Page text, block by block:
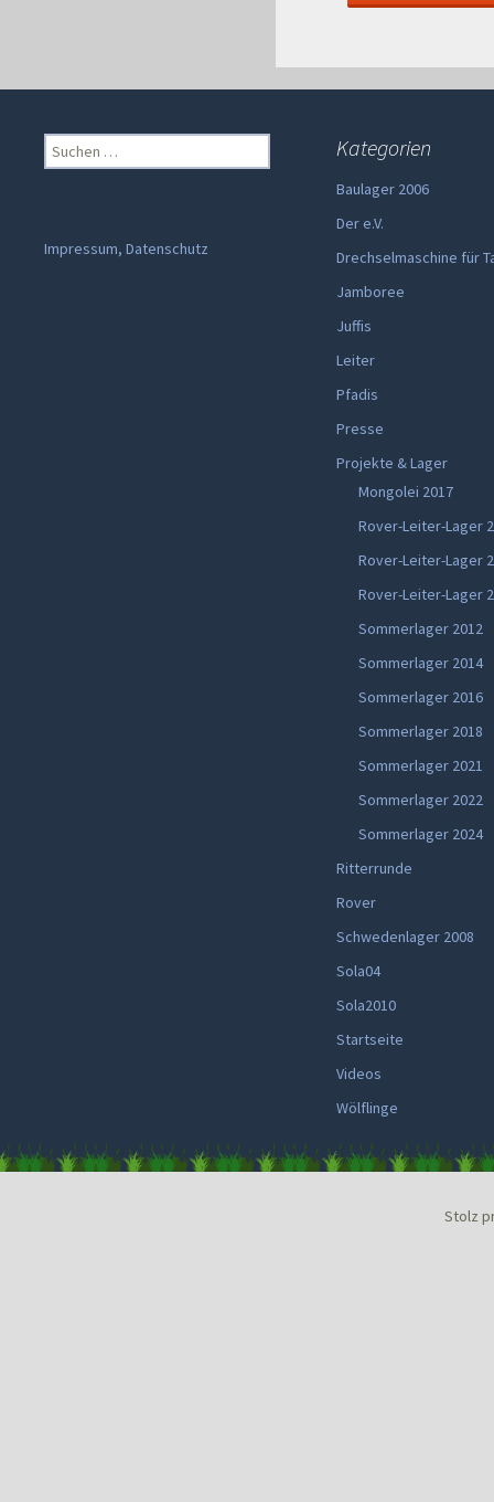
Suchen
nach:
Kategorien
Baulager 2006
Der e.V.
Drechselmaschine für
Jamboree
Juffis
Leiter
Pfadis
Presse
Projekte & Lager
Mongolei 2017
Rover-Leiter-Lager
Rover-Leiter-Lager
Rover-Leiter-Lager
Sommerlager 2012
Sommerlager 2014
Sommerlager 2016
Sommerlager 2018
Sommerlager 2021
Sommerlager 2022
Sommerlager 2024
Ritterrunde
Rover
Schwedenlager 2008
Sola04
Sola2010
Startseite
Videos
Wölflinge
Impressum, Datenschutz
Stolz